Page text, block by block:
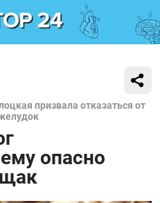
призвала отказаться от
опасно